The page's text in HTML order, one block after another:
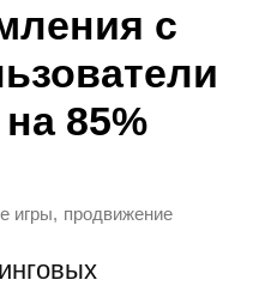
с
85%
игры, продвижение